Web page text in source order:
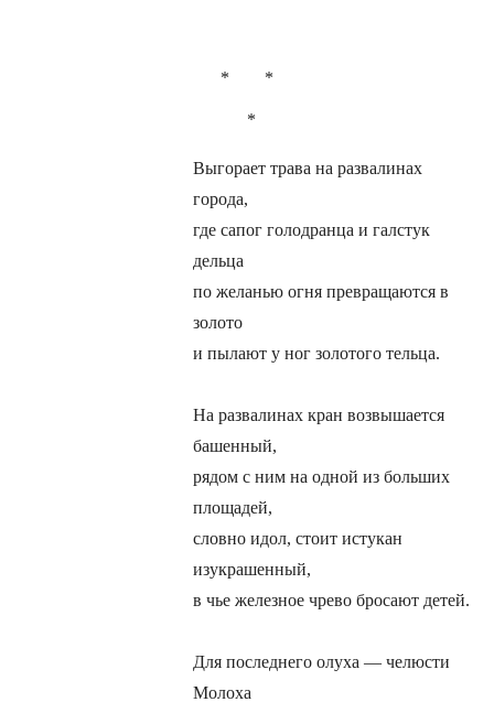
* *
*
Выгорает трава на развалинах
города,
где сапог голодранца и галстук
дельца
по желанью огня превращаются в
золото
и пылают у ног золотого тельца.
На развалинах кран возвышается
башенный,
рядом с ним на одной из больших
площадей,
словно идол, стоит истукан
изукрашенный,
в чье железное чрево бросают детей.
Для последнего олуха — челюсти
Молоха